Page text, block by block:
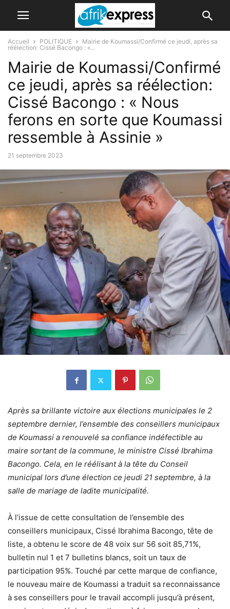
Accueil POLITIQUE
Mairie de Koumassi/Confirmé ce jeudi, après sa
réélection: Cissé Bacongo : «...
Mairie de Koumassi/Confirmé
ce jeudi, après sa réélection:
Cissé Bacongo : « Nous
ferons en sorte que Koumassi
ressemble à Assinie »
21 septembre 2023
Après sa brillante victoire aux élections municipales le 2
septembre dernier, l’ensemble des conseillers municipaux
de Koumassi a renouvelé sa confiance indéfectible au
maire sortant de la commune, le ministre Cissé Ibrahima
Bacongo. Cela, en le réélisant à la tête du Conseil
municipal lors d’une élection ce jeudi 21 septembre, à la
salle de mariage de ladite municipalité.
À l’issue de cette consultation de l’ensemble des
conseillers municipaux, Cissé Ibrahima Bacongo, tête de
liste, a obtenu le score de 48 voix sur 56 soit 85,71%,
bulletin nul 1 et 7 bulletins blancs, soit un taux de
participation 95%. Touché par cette marque de confiance,
le nouveau maire de Koumassi a traduit sa reconnaissance
à ses conseillers pour le travail accompli jusqu’à présent,